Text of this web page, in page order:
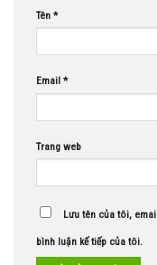
Tên *
Email *
Trang web
Lưu tên của tôi,
bình luận kế tiếp của tôi.